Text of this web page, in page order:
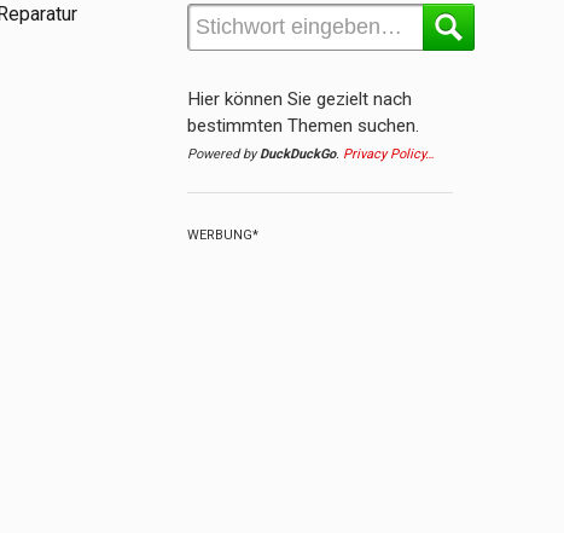
Hier können Sie gezielt nach
bestimmten Themen suchen.
Powered byDuckDuckGo. Privacy Policy…
WERBUNG*